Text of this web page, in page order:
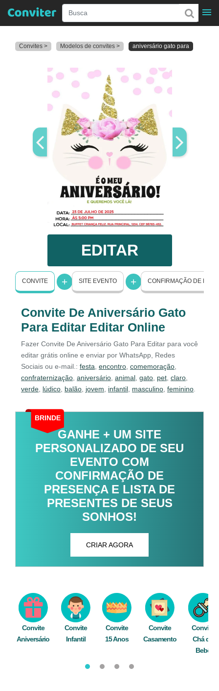
Convites > Modelos de convites > aniversário gato para
EDITAR
CONVITE SITE EVENTO CONFIRMAÇÃO DE
Convite De Aniversário Gato
Para Editar Editar Online
Fazer Convite De Aniversário Gato Para Editar para você
editar grátis online e enviar por WhatsApp, Redes
Sociais ou e-mail.: festa encontro comemoração
confraternização aniversário animal gato pet claro
verde lúdico balão jovem infantil masculino feminino
BRINDE
GANHE + UM SITE
PERSONALIZADO DE SEU
EVENTO COM
CONFIRMAÇÃO DE
PRESENÇA E LISTA DE
PRESENTES DE SEUS
SONHOS!
CRIAR AGORA
Convite
Aniversário
Convite
Infantil
Convite
15 Anos
Convite
Casamento
Convite
Chá de
Bebê